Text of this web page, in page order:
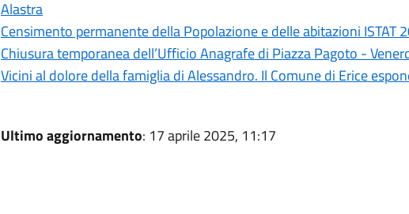
Alastra
Censimento permanente della Popolazione e delle abitazioni ISTAT
Chiusura temporanea dell’Ufficio Anagrafe di Piazza Pagoto -
Vicini al dolore della famiglia di Alessandro. Il Comune di Erice
Ultimo aggiornamento: 17 aprile 2025, 11:17